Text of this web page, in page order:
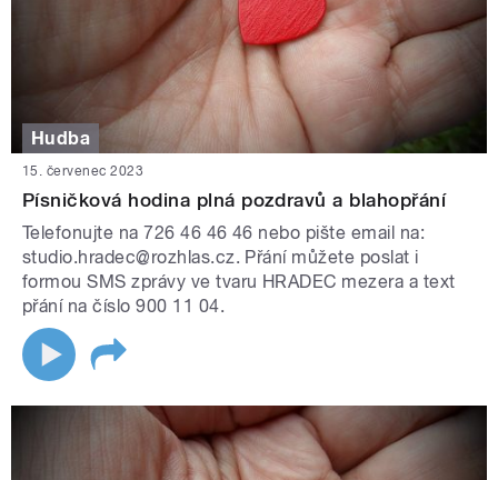
Hudba
15. červenec 2023
Písničková hodina plná pozdravů a blahopřání
Telefonujte na 726 46 46 46 nebo pište email na:
studio.hradec@rozhlas.cz. Přání můžete poslat i
formou SMS zprávy ve tvaru HRADEC mezera a text
přání na číslo 900 11 04.